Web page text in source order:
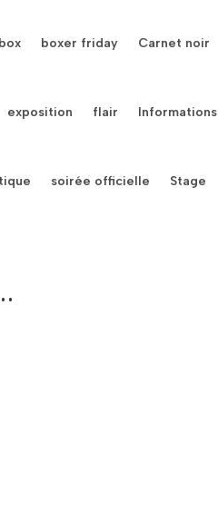
boxer friday Carnet noir
exposition flair Informations
soirée officielle Stage